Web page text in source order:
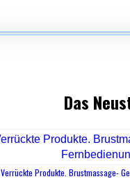
Das
Verrückte Produkte. Brustmassage-